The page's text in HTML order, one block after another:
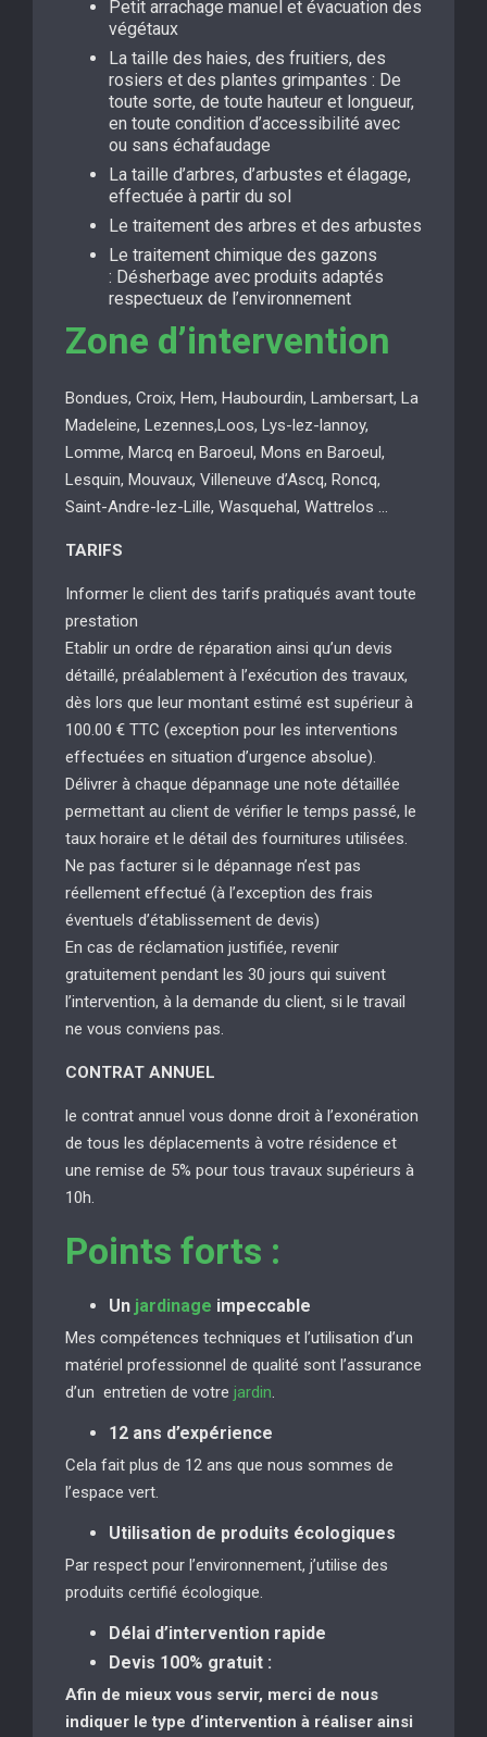
Petit arrachage manuel et évacuation des
végétaux
La taille des haies, des fruitiers, des
rosiers et des plantes grimpantes : De
toute sorte, de toute hauteur et longueur,
en toute condition d’accessibilité avec
ou sans échafaudage
La taille d’arbres, d’arbustes et élagage,
effectuée à partir du sol
Le traitement des arbres et des arbustes
Le traitement chimique des gazons
: Désherbage avec produits adaptés
respectueux de l’environnement
Zone d’intervention
Bondues, Croix, Hem, Haubourdin, Lambersart, La
Madeleine, Lezennes,Loos, Lys-lez-lannoy,
Lomme, Marcq en Baroeul, Mons en Baroeul,
Lesquin, Mouvaux, Villeneuve d’Ascq, Roncq,
Saint-Andre-lez-Lille, Wasquehal, Wattrelos …
TARIFS
Informer le client des tarifs pratiqués avant toute
prestation
Etablir un ordre de réparation ainsi qu’un devis
détaillé, préalablement à l’exécution des travaux,
dès lors que leur montant estimé est supérieur à
100.00 € TTC (exception pour les interventions
effectuées en situation d’urgence absolue).
Délivrer à chaque dépannage une note détaillée
permettant au client de vérifier le temps passé, le
taux horaire et le détail des fournitures utilisées.
Ne pas facturer si le dépannage n’est pas
réellement effectué (à l’exception des frais
éventuels d’établissement de devis)
En cas de réclamation justifiée, revenir
gratuitement pendant les 30 jours qui suivent
l’intervention, à la demande du client, si le travail
ne vous conviens pas.
CONTRAT ANNUEL
le contrat annuel vous donne droit à l’exonération
de tous les déplacements à votre résidence et
une remise de 5% pour tous travaux supérieurs à
10h.
Points forts :
Un jardinage impeccable
Mes compétences techniques et l’utilisation d’un
matériel professionnel de qualité sont l’assurance
d’un entretien de votre jardin
12 ans d’expérience
Cela fait plus de 12 ans que nous sommes de
l’espace vert.
Utilisation de produits écologiques
Par respect pour l’environnement, j’utilise des
produits certifié écologique.
Délai d’intervention rapide
Devis 100% gratuit :
Afin de mieux vous servir, merci de nous
indiquer le type d’intervention à réaliser ainsi